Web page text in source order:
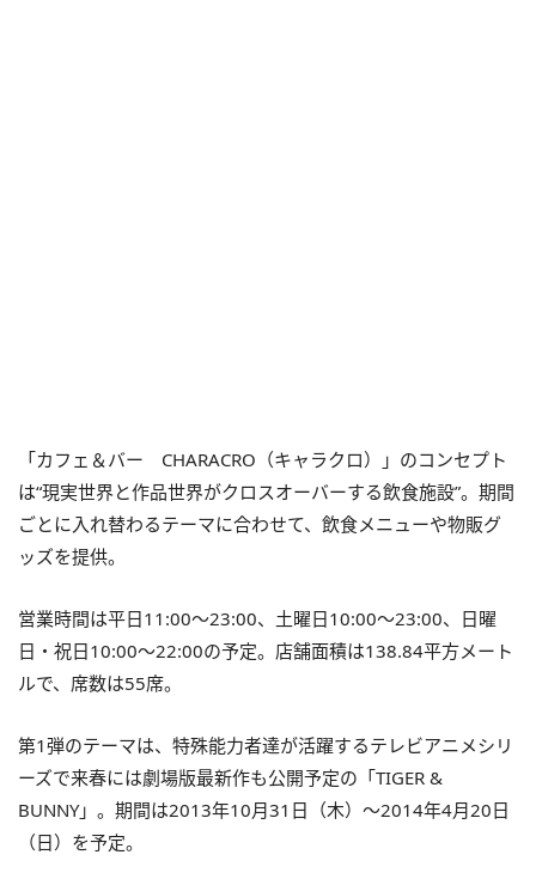
「カフェ＆バー CHARACRO（キャラクロ）」のコンセプト
は“現実世界と作品世界がクロスオーバーする飲食施設”。期間
ごとに入れ替わるテーマに合わせて、飲食メニューや物販グ
ッズを提供。
営業時間は平日11:00～23:00、土曜日10:00～23:00、日曜
日・祝日10:00～22:00の予定。店舗面積は138.84平方メート
ルで、席数は55席。
第1弾のテーマは、特殊能力者達が活躍するテレビアニメシリ
ーズで来春には劇場版最新作も公開予定の「TIGER &
BUNNY」。期間は2013年10月31日（木）～2014年4月20日
（日）を予定。